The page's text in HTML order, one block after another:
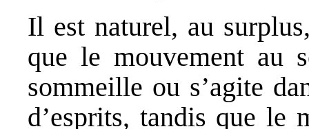
Il est naturel, au
que le mouvement au
sommeille ou s’agite
d’esprits, tandis que le